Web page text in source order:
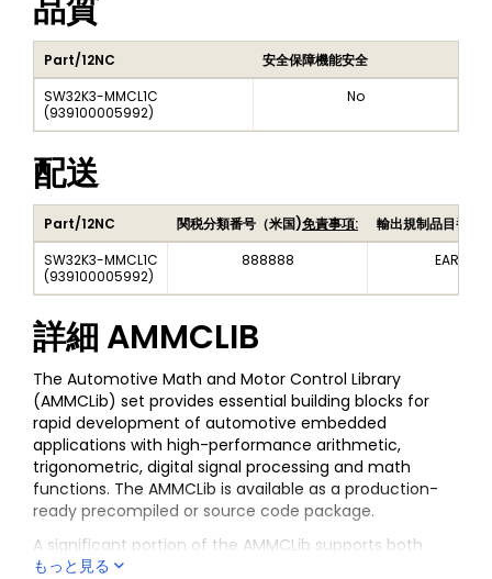
品質
Part/12NC
安全保障機能安全
SW32K3-MMCL1C
(939100005992)
No
配送
Part/12NC 関税分類番号（米国)免責事項:
輸出規制品目番号
SW32K3-MMCL1C
(939100005992)
888888 EAR99
詳細 AMMCLIB
The Automotive Math and Motor Control Library
(AMMCLib) set provides essential building blocks for
rapid development of automotive embedded
applications with high-performance arithmetic,
trigonometric, digital signal processing and math
functions. The AMMCLib is available as a production-
ready precompiled or source code package.
A significant portion of the AMMCLib supports both
sensor-based and sensorless motor control
もっと見る